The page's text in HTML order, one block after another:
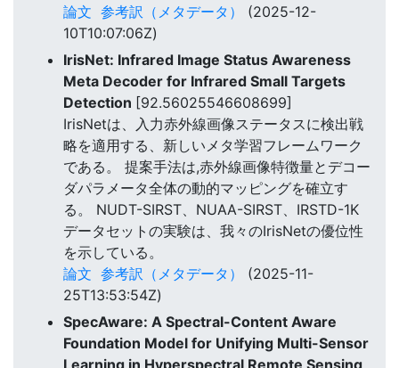
論文 参考訳（メタデータ）
(2025-12-
10T10:07:06Z)
IrisNet: Infrared Image Status Awareness
Meta Decoder for Infrared Small Targets
Detection [92.56025546608699]
IrisNetは、入力赤外線画像ステータスに検出戦
略を適用する、新しいメタ学習フレームワーク
である。 提案手法は,赤外線画像特徴量とデコー
ダパラメータ全体の動的マッピングを確立す
る。 NUDT-SIRST、NUAA-SIRST、IRSTD-1K
データセットの実験は、我々のIrisNetの優位性
を示している。
論文 参考訳（メタデータ）
(2025-11-
25T13:53:54Z)
SpecAware: A Spectral-Content Aware
Foundation Model for Unifying Multi-Sensor